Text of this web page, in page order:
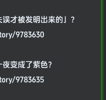
才被发明出来的」？
9783630
变成了紫色？
9783635